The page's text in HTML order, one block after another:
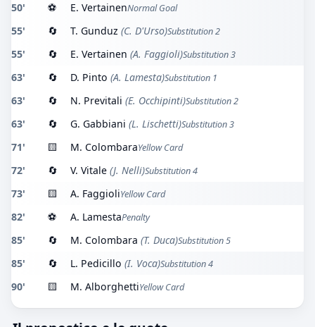
50' ⚽ E. VertainenNormal Goal
55' 🔄 T. Gunduz (C. D'Urso)Substitution 2
55' 🔄 E. Vertainen (A. Faggioli)Substitution 3
63' 🔄 D. Pinto (A. Lamesta)Substitution 1
63' 🔄 N. Previtali (E. Occhipinti)Substitution 2
63' 🔄 G. Gabbiani (L. Lischetti)Substitution 3
71' 🟨 M. ColombaraYellow Card
72' 🔄 V. Vitale (J. Nelli)Substitution 4
73' 🟨 A. FaggioliYellow Card
82' ⚽ A. LamestaPenalty
85' 🔄 M. Colombara (T. Duca)Substitution 5
85' 🔄 L. Pedicillo (I. Voca)Substitution 4
90' 🟨 M. AlborghettiYellow Card